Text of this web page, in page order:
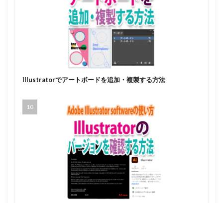
Illustratorでアートボードを追加・複製する方法